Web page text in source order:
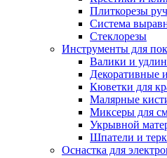
Плиткорезы
Система
Стеклорезы
Инструменты для
Валики и
Декоративные
Кюветки для
Малярные
Миксеры для
Укрывной
Шпатели и
Оснастка для